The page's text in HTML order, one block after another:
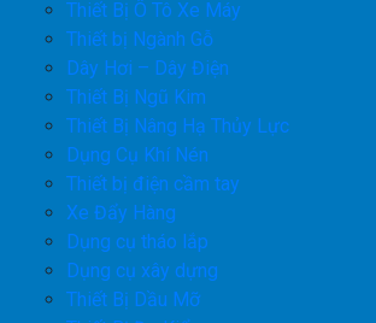
Thiết Bị Ô Tô Xe Máy
Thiết bị Ngành Gỗ
Dây Hơi – Dây Điện
Thiết Bị Ngũ Kim
Thiết Bị Nâng Hạ Thủy Lực
Dụng Cụ Khí Nén
Thiết bị điện cầm tay
Xe Đẩy Hàng
Dụng cụ tháo lắp
Dụng cụ xây dựng
Thiết Bị Dầu Mỡ